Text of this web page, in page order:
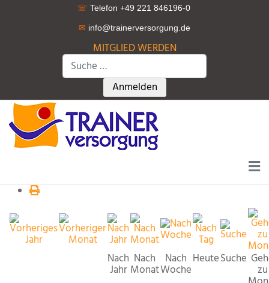
☏ Telefon +49 221 846196-0
✉ info@trainerversorgung.de
MITGLIED WERDEN
Suchen
Type 2 or more characters for
Anmelden
Nach
Jahr
Nach
Monat
Nach
Woche
HeuteSuche
zu